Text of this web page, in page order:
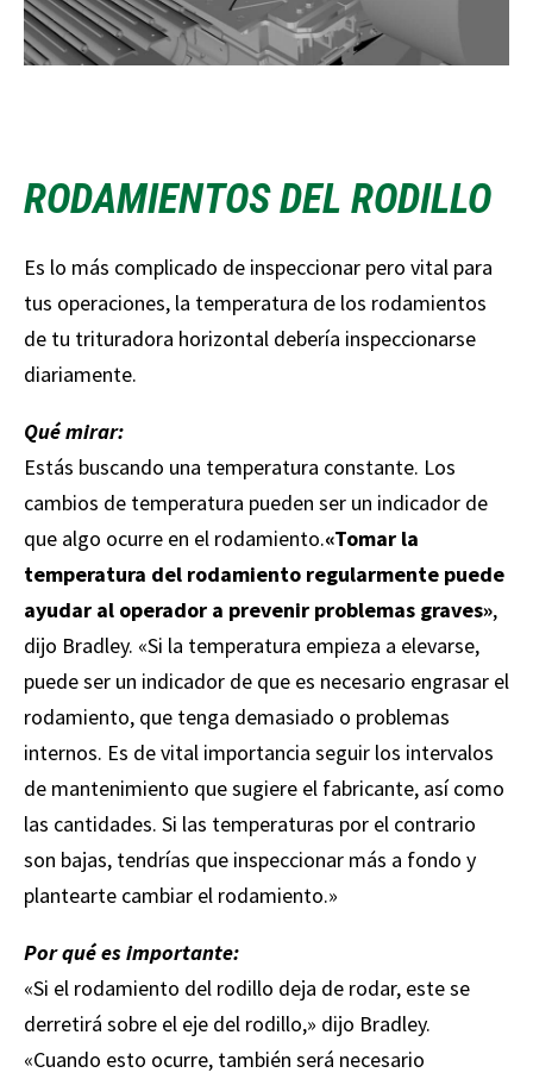
RODAMIENTOS DEL RODILLO
Es lo más complicado de inspeccionar pero vital para
tus operaciones, la temperatura de los rodamientos
de tu trituradora horizontal debería inspeccionarse
diariamente.
Qué mirar:
Estás buscando una temperatura constante. Los
cambios de temperatura pueden ser un indicador de
que algo ocurre en el rodamiento.«Tomar la
temperatura del rodamiento regularmente puede
ayudar al operador a prevenir problemas graves»,
dijo Bradley. «Si la temperatura empieza a elevarse,
puede ser un indicador de que es necesario engrasar el
rodamiento, que tenga demasiado o problemas
internos. Es de vital importancia seguir los intervalos
de mantenimiento que sugiere el fabricante, así como
las cantidades. Si las temperaturas por el contrario
son bajas, tendrías que inspeccionar más a fondo y
plantearte cambiar el rodamiento.»
Por qué es importante:
«Si el rodamiento del rodillo deja de rodar, este se
derretirá sobre el eje del rodillo,» dijo Bradley.
«Cuando esto ocurre, también será necesario